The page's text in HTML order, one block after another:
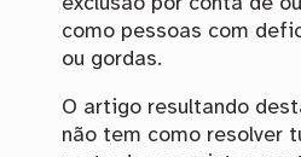
como pessoas com
ou gordas.
O artigo resultando
não tem como resolver